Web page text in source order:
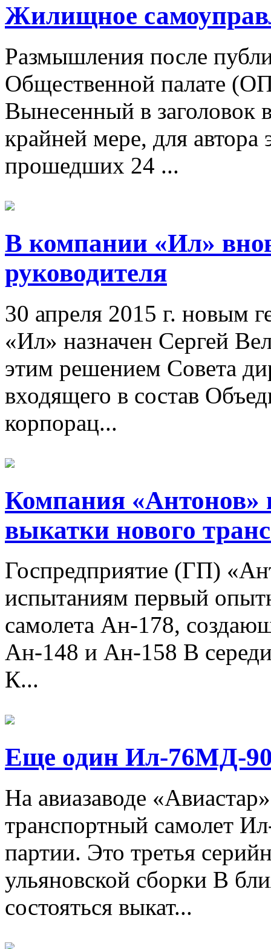
Жилищное
Размышления после
Общественной палате
Вынесенный в заголовок
крайней мере, для
прошедших 24 ...
В компании «Ил»
руководителя
30 апреля 2015 г. новым
«Ил» назначен Сергей
этим решением Совета
входящего в состав
корпорац...
Компания «Антонов»
выкатки нового
Госпредприятие (ГП)
испытаниям первый
самолета Ан-178,
Ан-148 и Ан-158 В
К...
Еще один Ил-76МД-
На авиазаводе
транспортный самолет
партии. Это третья
ульяновской сборки В
состояться выкат...